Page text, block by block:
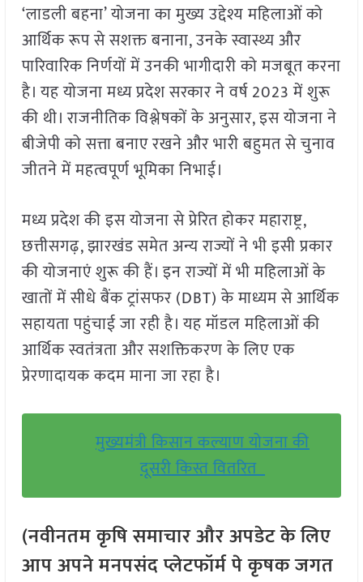
‘लाडली बहना’ योजना का मुख्य उद्देश्य महिलाओं को
आर्थिक रूप से सशक्त बनाना, उनके स्वास्थ्य और
पारिवारिक निर्णयों में उनकी भागीदारी को मजबूत करना
है। यह योजना मध्य प्रदेश सरकार ने वर्ष 2023 में शुरू
की थी। राजनीतिक विश्लेषकों के अनुसार, इस योजना ने
बीजेपी को सत्ता बनाए रखने और भारी बहुमत से चुनाव
जीतने में महत्वपूर्ण भूमिका निभाई।
मध्य प्रदेश की इस योजना से प्रेरित होकर महाराष्ट्र,
छत्तीसगढ़, झारखंड समेत अन्य राज्यों ने भी इसी प्रकार
की योजनाएं शुरू की हैं। इन राज्यों में भी महिलाओं के
खातों में सीधे बैंक ट्रांसफर (DBT) के माध्यम से आर्थिक
सहायता पहुंचाई जा रही है। यह मॉडल महिलाओं की
आर्थिक स्वतंत्रता और सशक्तिकरण के लिए एक
प्रेरणादायक कदम माना जा रहा है।
मुख्यमंत्री किसान कल्याण योजना की
दूसरी किस्त वितरित
(नवीनतम कृषि समाचार और अपडेट के लिए
आप अपने मनपसंद प्लेटफॉर्म पे कृषक जगत